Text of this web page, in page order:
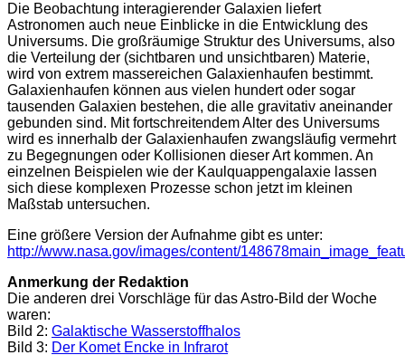
Die Beobachtung interagierender Galaxien liefert
Astronomen auch neue Einblicke in die Entwicklung des
Universums. Die großräumige Struktur des Universums, also
die Verteilung der (sichtbaren und unsichtbaren) Materie,
wird von extrem massereichen Galaxienhaufen bestimmt.
Galaxienhaufen können aus vielen hundert oder sogar
tausenden Galaxien bestehen, die alle gravitativ aneinander
gebunden sind. Mit fortschreitendem Alter des Universums
wird es innerhalb der Galaxienhaufen zwangsläufig vermehrt
zu Begegnungen oder Kollisionen dieser Art kommen. An
einzelnen Beispielen wie der Kaulquappengalaxie lassen
sich diese komplexen Prozesse schon jetzt im kleinen
Maßstab untersuchen.
Eine größere Version der Aufnahme gibt es unter:
http://www.nasa.gov/images/content/
Anmerkung der Redaktion
Die anderen drei Vorschläge für das Astro-Bild der Woche
waren:
Bild 2: Galaktische Wasserstoffhalos
Bild 3: Der Komet Encke in Infrarot